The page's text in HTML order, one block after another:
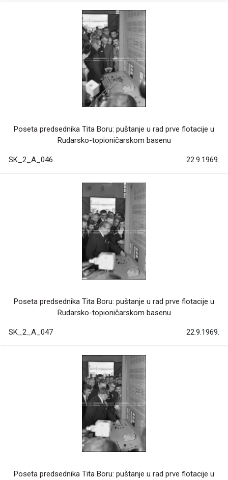
Poseta predsednika Tita Boru: puštanje u rad prve flotacije u
Rudarsko-topioničarskom basenu
SK_2_A_046 22.9.1969.
Poseta predsednika Tita Boru: puštanje u rad prve flotacije u
Rudarsko-topioničarskom basenu
SK_2_A_047 22.9.1969.
Poseta predsednika Tita Boru: puštanje u rad prve flotacije u